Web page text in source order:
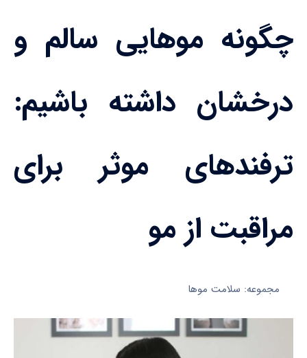
چگونه موهایی سالم و
درخشان داشته باشیم:
ترفندهای موثر برای
مراقبت از مو
مجموعه: سلامت موها